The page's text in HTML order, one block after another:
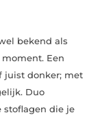
bekend als
Een
juist donker; met
Duo
die je